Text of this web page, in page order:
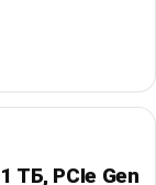
ТБ, PCIe Gen